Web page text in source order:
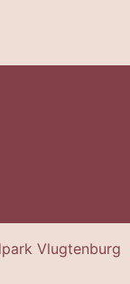
Vlugtenburg